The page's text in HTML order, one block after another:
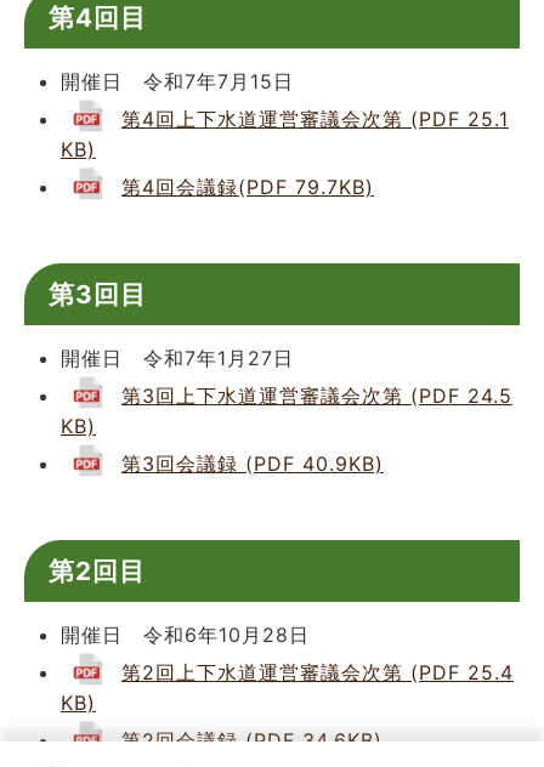
第4回目
開催日 令和7年7月15日
第4回上下水道運営審議会次第 (PDF 25.1
KB)
第4回会議録(PDF 79.7KB)
第3回目
開催日 令和7年1月27日
第3回上下水道運営審議会次第 (PDF 24.5
KB)
第3回会議録 (PDF 40.9KB)
第2回目
開催日 令和6年10月28日
第2回上下水道運営審議会次第 (PDF 25.4
KB)
第2回会議録 (PDF 34.6KB)